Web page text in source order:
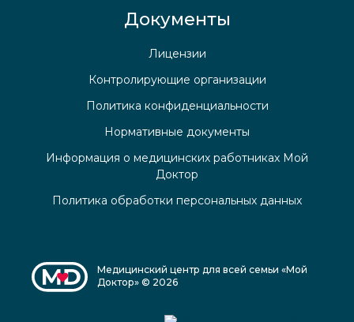
Документы
Лицензии
Контролирующие организации
Политика конфиденциальности
Нормативные документы
Информация о медицинских работниках Мой
Доктор
Политика обработки персональных данных
Медицинский центр для всей семьи «Мой
Доктор» © 2026